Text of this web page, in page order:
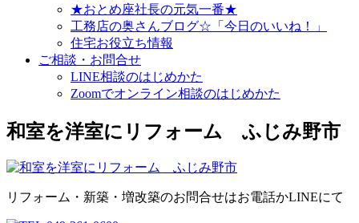
★おとめ座社長の元気一番★
工務店の奥さんブログ☆「今日のいいね！」
住宅お役立ち情報
ご相談・お問合せ
LINE相談のはじめかた
Zoomでオンライン相談のはじめかた
和室を洋室にリフォーム ふじみ野市
リフォーム・新築・増改築のお問合せはお電話かLINEにて